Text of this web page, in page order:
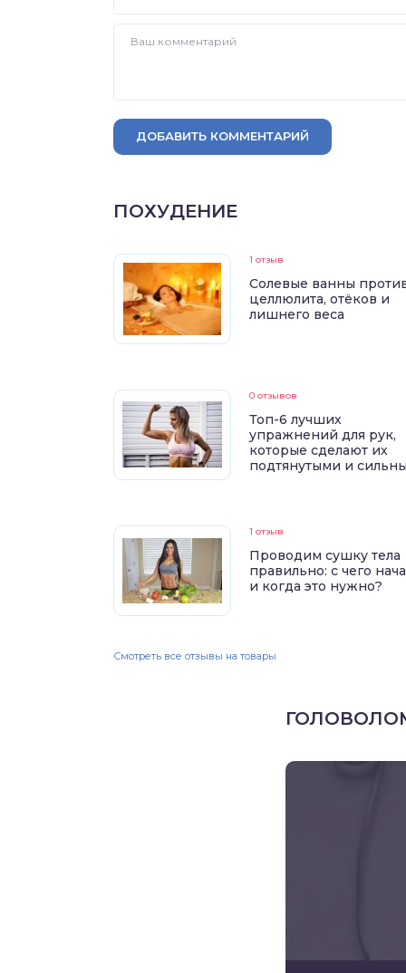
ДОБАВИТЬ КОММЕНТАРИЙ
ПОХУДЕНИЕ
1 отзыв
Солевые ванны
целлюлита, отёков и
лишнего веса
0 отзывов
Топ-6 лучших
упражнений для рук,
которые сделают их
подтянутыми и
1 отзыв
Проводим сушку тела
правильно: с чего
и когда это нужно?
Смотреть все отзывы на товары